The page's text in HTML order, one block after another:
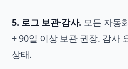
5. 로그 보관·감사. 모든 자동
+ 90일 이상 보관 권장. 감사
상태.